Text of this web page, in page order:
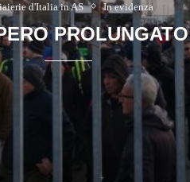
d'Italia in AS In evidenza
PROLUNGATO